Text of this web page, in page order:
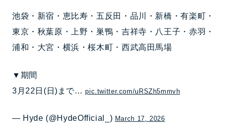
池袋・新宿・恵比寿・五反田・品川・新橋・有楽町・
東京・秋葉原・上野・巣鴨・吉祥寺・八王子・赤羽・
浦和・大宮・横浜・桜木町・西武高田馬場
▼期間
3月22日(日)まで…pic.twitter.com/uRSZh5mmvh
— Hyde (@HydeOfficial_) March 17, 2026